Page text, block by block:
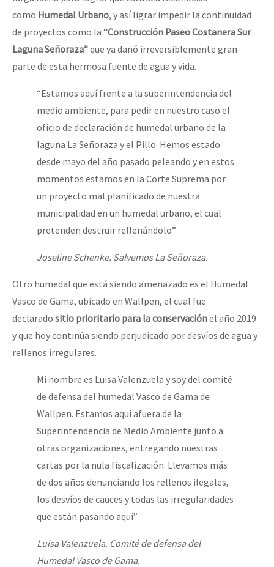
como Humedal Urbano, y así ligrar impedir la continuidad
de proyectos como la “Construcción Paseo Costanera Sur
Laguna Señoraza”que ya dañó irreversiblemente gran
parte de esta hermosa fuente de agua y vida.
“Estamos aquí frente a la superintendencia del
medio ambiente, para pedir en nuestro caso el
oficio de declaración de humedal urbano de la
laguna La Señoraza y el Pillo. Hemos estado
desde mayo del año pasado peleando y en estos
momentos estamos en la Corte Suprema por
un proyecto mal planificado de nuestra
municipalidad en un humedal urbano, el cual
pretenden destruir rellenándolo”
Joseline Schenke. Salvemos La Señoraza.
Otro humedal que está siendo amenazado es el Humedal
Vasco de Gama, ubicado en Wallpen, el cual fue
declarado sitio prioritario para la conservaciónel año 2019
y que hoy continúa siendo perjudicado por desvíos de agua y
rellenos irregulares.
Mi nombre es Luisa Valenzuela y soy del comité
de defensa del humedal Vasco de Gama de
Wallpen. Estamos aquí afuera de la
Superintendencia de Medio Ambiente junto a
otras organizaciones, entregando nuestras
cartas por la nula fiscalización. Llevamos más
de dos años denunciando los rellenos ilegales,
los desvíos de cauces y todas las irregularidades
que están pasando aquí”
Luisa Valenzuela. Comité de defensa del
Humedal Vasco de Gama.